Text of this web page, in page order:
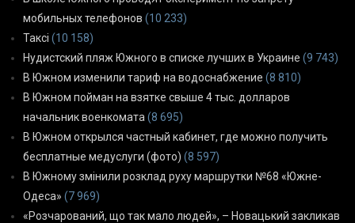
мобильных телефонов (10 233)
Таксі (10 158)
Нудистский пляж Южного в списке лучших в Украине (9 743)
В Южном изменили тариф на водоснабжение (8 810)
В Южном пойман на взятке свыше 4 тыс. долларов
начальник военкомата (8 695)
В Южном открылся частный кабинет, где можно получить
бесплатные медуслуги (фото) (8 597)
В Южному змінили розклад руху маршрутки №68 «Южне-
Одеса» (7 969)
«Розчарований, що так мало людей», – Новацький закликав